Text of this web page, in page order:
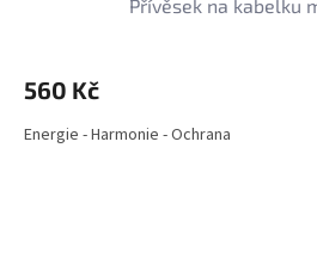
Přívěsek na kabelku
560 Kč
Energie - Harmonie - Ochrana